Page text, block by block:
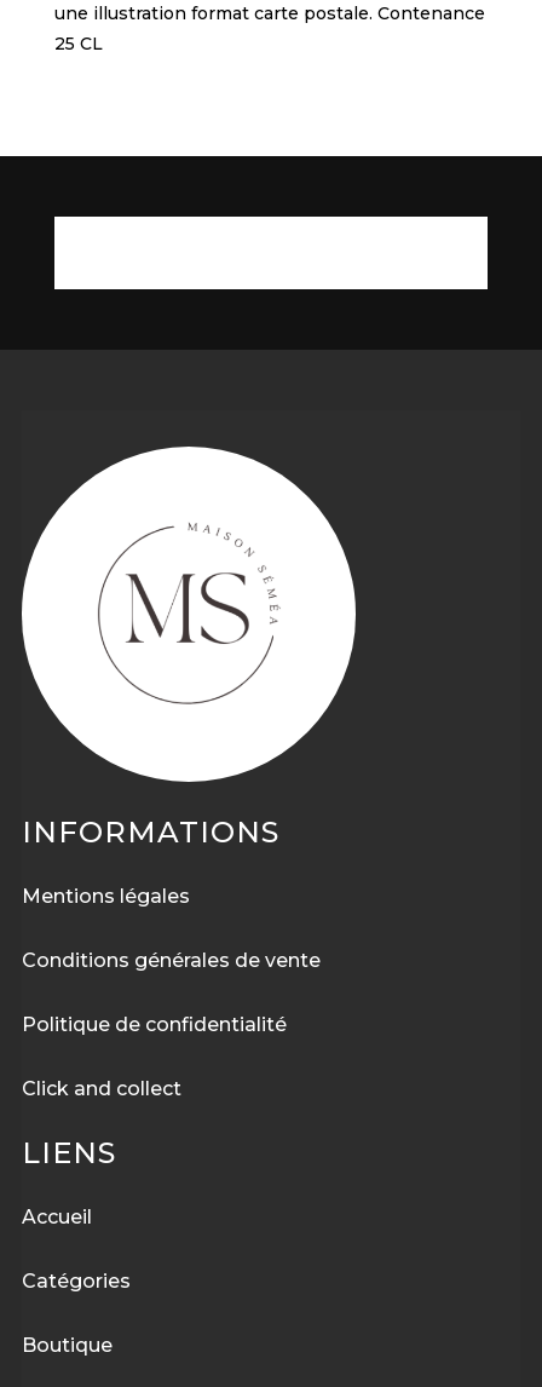
une illustration format carte postale. Contenance
25 CL
INFORMATIONS
Mentions légales
Conditions générales de vente
Politique de confidentialité
Click and collect
LIENS
Accueil
Catégories
Boutique